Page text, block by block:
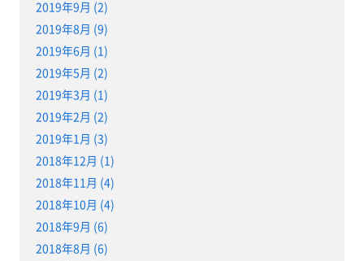
2019年9月 (2)
2019年8月 (9)
2019年6月 (1)
2019年5月 (2)
2019年3月 (1)
2019年2月 (2)
2019年1月 (3)
2018年12月 (1)
2018年11月 (4)
2018年10月 (4)
2018年9月 (6)
2018年8月 (6)